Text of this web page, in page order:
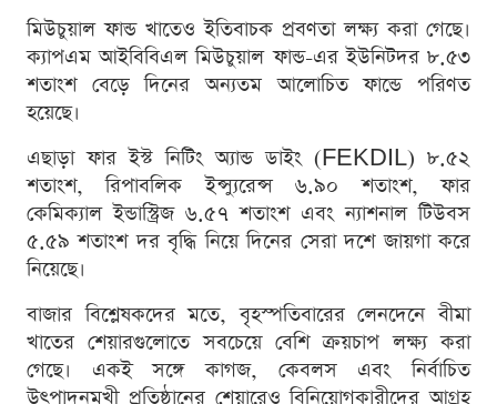
মিউচুয়াল ফান্ড খাতেও ইতিবাচক প্রবণতা লক্ষ্য করা গেছে।
ক্যাপএম আইবিবিএল মিউচুয়াল ফান্ড-এর ইউনিটদর ৮.৫৩
শতাংশ বেড়ে দিনের অন্যতম আলোচিত ফান্ডে পরিণত
হয়েছে।
এছাড়া ফার ইস্ট নিটিং অ্যান্ড ডাইং (FEKDIL) ৮.৫২
শতাংশ, রিপাবলিক ইন্স্যুরেন্স ৬.৯০ শতাংশ, ফার
কেমিক্যাল ইন্ডাস্ট্রিজ ৬.৫৭ শতাংশ এবং ন্যাশনাল টিউবস
৫.৫৯ শতাংশ দর বৃদ্ধি নিয়ে দিনের সেরা দশে জায়গা করে
নিয়েছে।
বাজার বিশ্লেষকদের মতে, বৃহস্পতিবারের লেনদেনে বীমা
খাতের শেয়ারগুলোতে সবচেয়ে বেশি ক্রয়চাপ লক্ষ্য করা
গেছে। একই সঙ্গে কাগজ, কেবলস এবং নির্বাচিত
উৎপাদনমুখী প্রতিষ্ঠানের শেয়ারেও বিনিয়োগকারীদের আগ্রহ